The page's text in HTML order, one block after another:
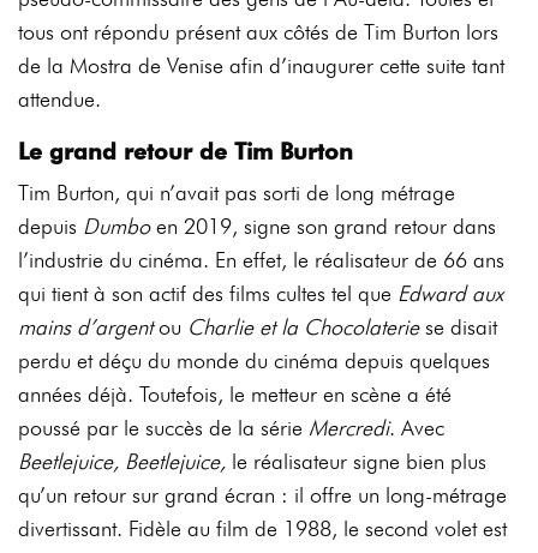
tous ont répondu présent aux côtés de Tim Burton lors
de la Mostra de Venise afin d’inaugurer cette suite tant
attendue.
Le grand retour de Tim Burton
Tim Burton, qui n’avait pas sorti de long métrage
depuis Dumboen 2019, signe son grand retour dans
l’industrie du cinéma. En effet, le réalisateur de 66 ans
qui tient à son actif des films cultes tel que Edward aux
mains d’argentou Charlie et la Chocolateriese disait
perdu et déçu du monde du cinéma depuis quelques
années déjà. Toutefois, le metteur en scène a été
poussé par le succès de la série Mercredi. Avec
Beetlejuice, Beetlejuice, le réalisateur signe bien plus
qu’un retour sur grand écran : il offre un long-métrage
divertissant. Fidèle au film de 1988, le second volet est